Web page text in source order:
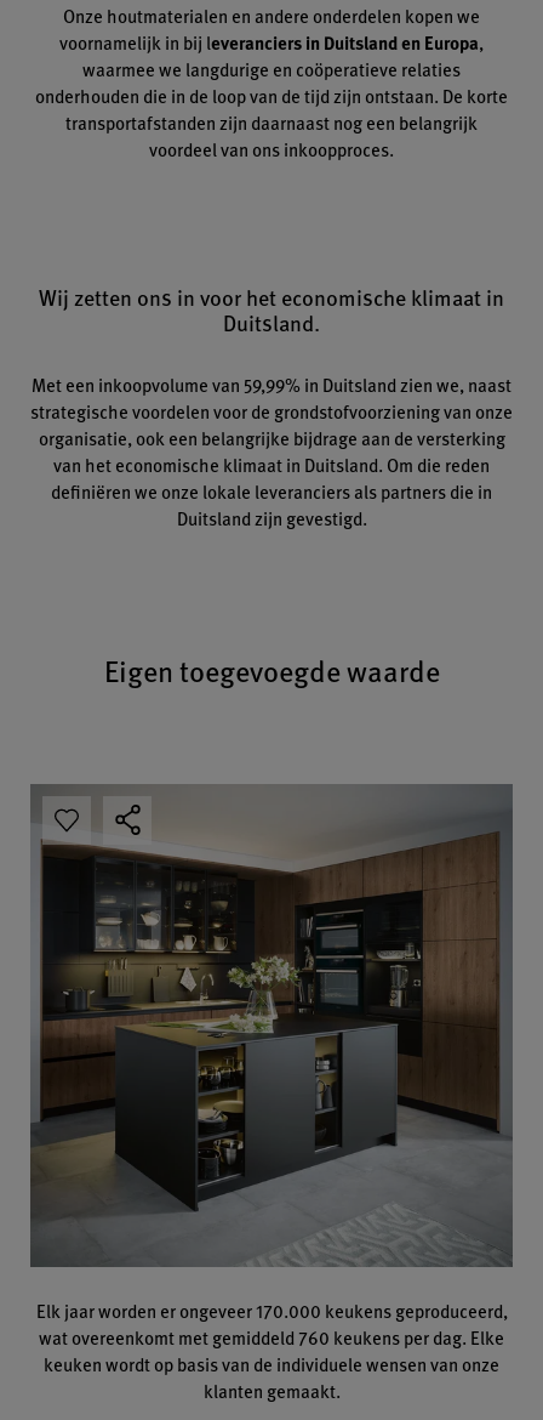
Onze houtmaterialen en andere onderdelen kopen we
voornamelijk in bij leveranciers in Duitsland en Europa,
waarmee we langdurige en coöperatieve relaties
onderhouden die in de loop van de tijd zijn ontstaan. De korte
transportafstanden zijn daarnaast nog een belangrijk
voordeel van ons inkoopproces.
Wij zetten ons in voor het economische klimaat in
Duitsland.
Met een inkoopvolume van 59,99% in Duitsland zien we, naast
strategische voordelen voor de grondstofvoorziening van onze
organisatie, ook een belangrijke bijdrage aan de versterking
van het economische klimaat in Duitsland. Om die reden
definiëren we onze lokale leveranciers als partners die in
Duitsland zijn gevestigd.
Eigen toegevoegde waarde
Elk jaar worden er ongeveer 170.000 keukens geproduceerd,
wat overeenkomt met gemiddeld 760 keukens per dag. Elke
keuken wordt op basis van de individuele wensen van onze
klanten gemaakt.